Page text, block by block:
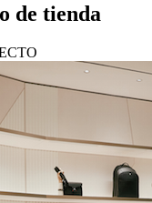
de tienda